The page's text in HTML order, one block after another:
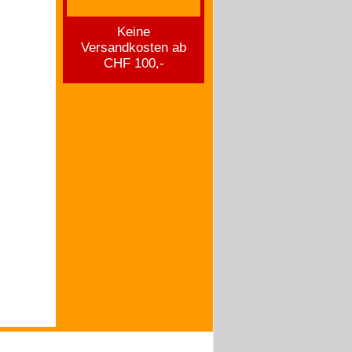
Keine
Versandkosten ab
CHF 100,-